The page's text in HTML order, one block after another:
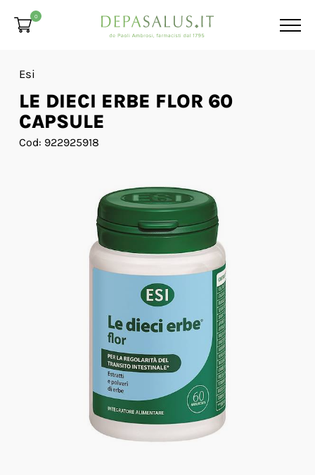
0
Esi
LE DIECI ERBE FLOR 60
CAPSULE
Cod: 922925918